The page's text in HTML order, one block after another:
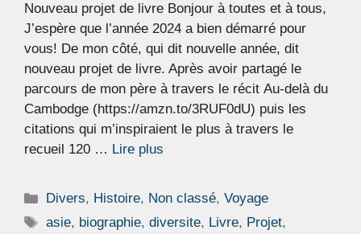
Nouveau projet de livre Bonjour à toutes et à tous,
J’espère que l’année 2024 a bien démarré pour
vous! De mon côté, qui dit nouvelle année, dit
nouveau projet de livre. Après avoir partagé le
parcours de mon père à travers le récit Au-delà du
Cambodge (https://amzn.to/3RUF0dU) puis les
citations qui m’inspiraient le plus à travers le
recueil 120 … Lire plus
Catégories
Divers, Histoire, Non classé,Voyage
Étiquettes
asie, biographie,diversite, Livre, Projet,